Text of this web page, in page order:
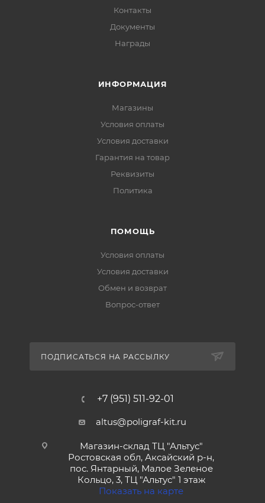
Контакты
Документы
Награды
ИНФОРМАЦИЯ
Магазины
Условия оплаты
Условия доставки
Гарантия на товар
Реквизиты
Политика
ПОМОЩЬ
Условия оплаты
Условия доставки
Обмен и возврат
Вопрос-ответ
ПОДПИСАТЬСЯ НА РАССЫЛКУ
+7 (951) 511-92-01
altus@poligraf-kit.ru
Магазин-склад ТЦ "Альтус"
Ростовская обл, Аксайский р-н,
пос. Янтарный, Малое Зеленое
Кольцо, 3, ТЦ "Альтус" 1 этаж
Показать на карте